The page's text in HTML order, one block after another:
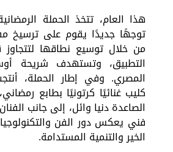
هذا العام، تتخذ الحملة
توجهًا جديدًا يقوم على ترسيخ
من خلال توسيع نطاقها
التطبيق، وتستهدف شريحة
المصري. وفي إطار الحملة،
كليب غنائيًا كرتونيًا بطابع
الصاعدة دنيا وائل، إلى جانب
فني يعكس دور الفن
الخير والتنمية المستدامة.